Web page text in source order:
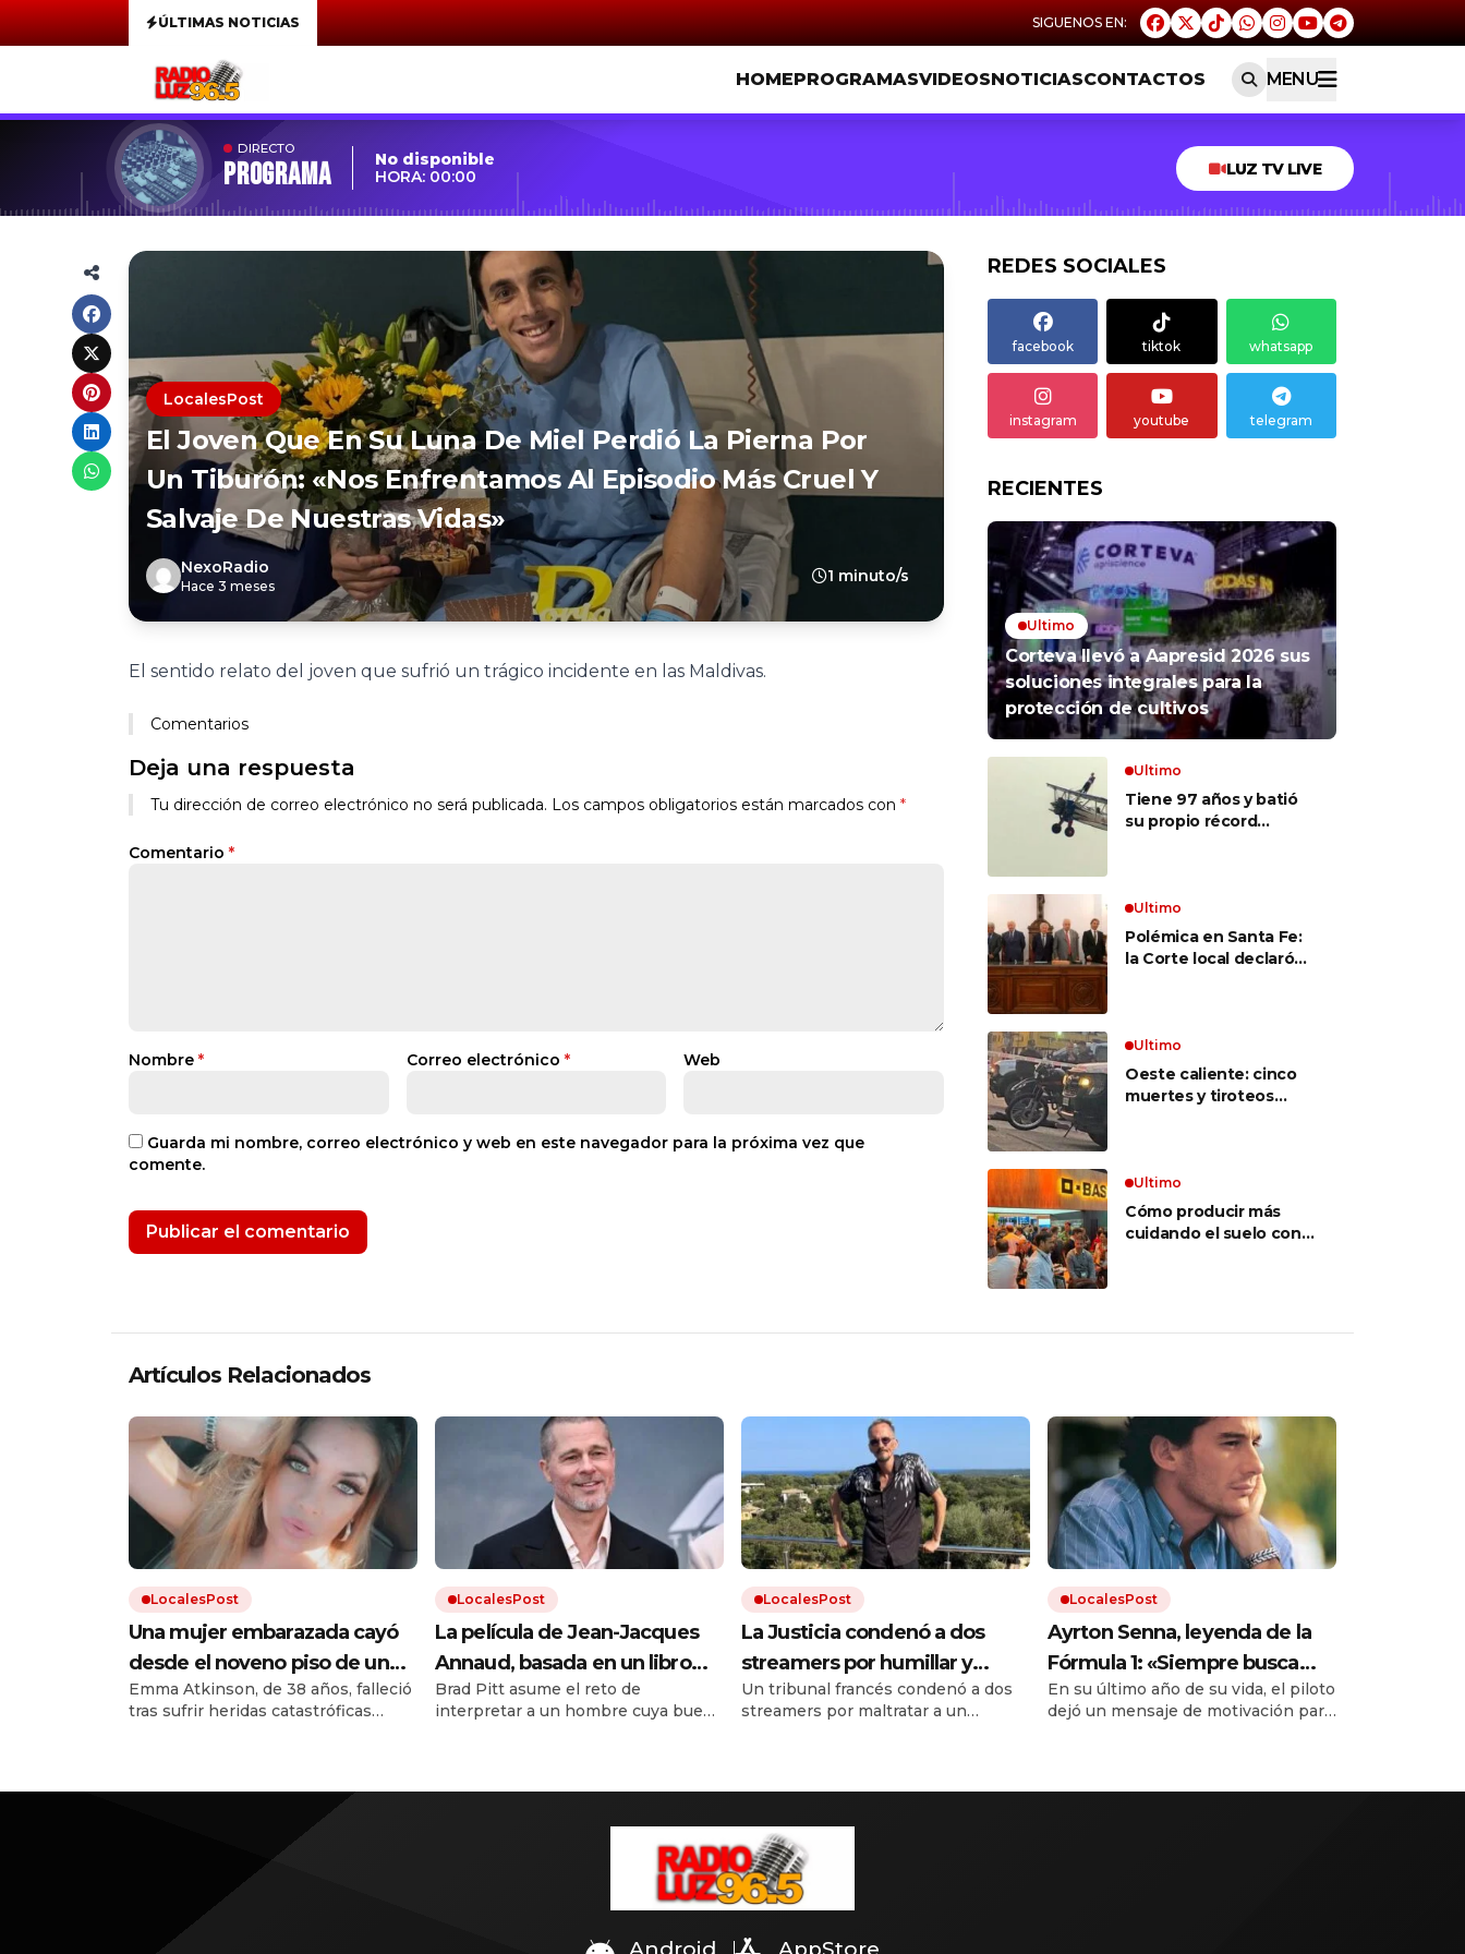
ÚLTIMAS NOTICIAS
HOMEPROGRAMASVIDEOSNOTICIASCONTACTOS MENU
DIRECTO
Programa
No disponible
HORA: 00:00
LUZ TV LIVE
LocalesPost
El Joven Que En Su Luna De Miel Perdió La Pierna Por
Un Tiburón: «Nos Enfrentamos Al Episodio Más Cruel Y
Salvaje De Nuestras Vidas»
NexoRadio
Hace 3 meses
1 minuto/s
El sentido relato del joven que sufrió un trágico incidente en las Maldivas.
Comentarios
Deja una respuesta
Tu dirección de correo electrónico no será publicada. Los campos obligatorios están marcados con *
Comentario *
Nombre * Correo electrónico * Web
Guarda mi nombre, correo electrónico y web en este navegador para la próxima vez que
comente.
REDES SOCIALES
facebook tiktok whatsapp
instagram youtube telegram
RECIENTES
Ultimo
Corteva llevó a Aapresid 2026 sus
soluciones integrales para la
protección de cultivos
Ultimo
Tiene 97 años y batió
su propio récord
sobre las alas de un
avión en movimiento:
«Las palabras ‘no
Ultimo
Polémica en Santa Fe:
la Corte local declaró
haberes de $ 18
millones
Ultimo
Oeste caliente: cinco
muertes y tiroteos
Ultimo
Cómo producir más
cuidando el suelo con
Artículos Relacionados
LocalesPost
Una mujer embarazada cayó
desde el noveno piso de un
edificio y murió, pero su bebé
sobrevivió milagrosamente:
Emma Atkinson, de 38 años, falleció
tras sufrir heridas catastróficas
trágica caída.
LocalesPost
La película de Jean-Jacques
Annaud, basada en un libro
que ha vendido 3 millones de
copias y ha sido traducido a
Brad Pitt asume el reto de
interpretar a un hombre cuya buena
LocalesPost
La Justicia condenó a dos
streamers por humillar y
maltratar a un influencer
hasta su muerte
Un tribunal francés condenó a dos
streamers por maltratar a un
LocalesPost
Ayrton Senna, leyenda de la
Fórmula 1: «Siempre busca
mucha fuerza, mucha
determinación y haz todo con
En su último año de su vida, el piloto
dejó un mensaje de motivación para
de inspiración para millones de